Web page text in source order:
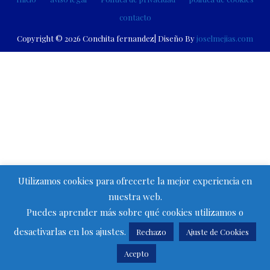
contacto
Copyright © 2026 Conchita fernandez| Diseño Byjoselmejias.com
Utilizamos cookies para ofrecerte la mejor experiencia en
nuestra web.
Puedes aprender más sobre qué cookies utilizamos o
desactivarlas en los ajustes.
Rechazo Ajuste de Cookies
Acepto